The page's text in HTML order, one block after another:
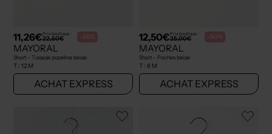
11,26€Prix boutique :
22,50€ -50%
MAYORAL
Short - Tissage popeline beige
T : 12 M
ACHAT EXPRESS
12,50€Prix boutique :
25,00€ -50%
MAYORAL
Short - Poches beige
T : 6 M
ACHAT EXPRESS